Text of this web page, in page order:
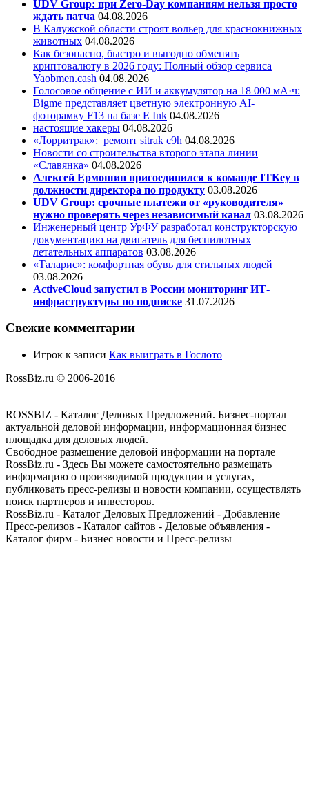
UDV Group: при Zero-Day компаниям нельзя просто
ждать патча 04.08.2026
В Калужской области строят вольер для краснокнижных
животных 04.08.2026
Как безопасно, быстро и выгодно обменять
криптовалюту в 2026 году: Полный обзор сервиса
Yaobmen.cash 04.08.2026
Голосовое общение с ИИ и аккумулятор на 18 000 мА·ч:
Bigme представляет цветную электронную AI-
фоторамку F13 на базе E Ink 04.08.2026
настоящие хакеры 04.08.2026
«Лорритрак»: ремонт sitrak c9h 04.08.2026
Новости со строительства второго этапа линии
«Славянка» 04.08.2026
Алексей Ермошин присоединился к команде ITKey в
должности директора по продукту 03.08.2026
UDV Group: срочные платежи от «руководителя»
нужно проверять через независимый канал 03.08.2026
Инженерный центр УрФУ разработал конструкторскую
документацию на двигатель для беспилотных
летательных аппаратов 03.08.2026
«Таларис»: комфортная обувь для стильных людей
03.08.2026
ActiveCloud запустил в России мониторинг ИТ-
инфраструктуры по подписке 31.07.2026
Свежие комментарии
Игрок к записи Как выиграть в Гослото
RossBiz.ru © 2006-2016
ROSSBIZ - Каталог Деловых Предложений. Бизнес-портал
актуальной деловой информации, информационная бизнес
площадка для деловых людей.
Свободное размещение деловой информации на портале
RossBiz.ru - Здесь Вы можете самостоятельно размещать
информацию о производимой продукции и услугах,
публиковать пресс-релизы и новости компании, осуществлять
поиск партнеров и инвесторов.
RossBiz.ru - Каталог Деловых Предложений - Добавление
Пресс-релизов - Каталог сайтов - Деловые объявления -
Каталог фирм - Бизнес новости и Пресс-релизы